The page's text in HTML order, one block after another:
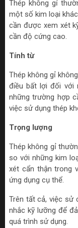
Thép không gỉ
một số kim loại
cần được xem xét
cần độ cứng cao.
Tính từ
Thép không gỉ
điều bất lợi đối với
những trường hợp
việc sử dụng thép
Trọng lượng
Thép không gỉ
so với những kim
xét cẩn thận trong
ứng dụng cụ thể.
Trên tất cả, việc sử
nhắc kỹ lưỡng để
quá trình sử dụng.